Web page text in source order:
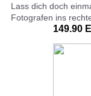
Lass dich doch
Fotografen ins
149.90